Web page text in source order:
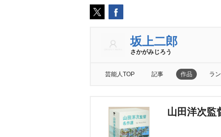
坂上二郎
さかがみじろう
芸能人TOP 記事 作品 ラ
山田洋次監